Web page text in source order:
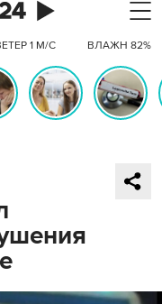
1 М/С ВЛАЖН 82%